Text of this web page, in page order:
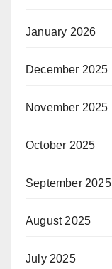
January 2026
December 2025
November 2025
October 2025
September 2025
August 2025
July 2025